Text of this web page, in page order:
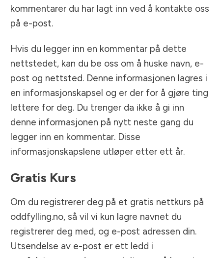
kommentarer du har lagt inn ved å kontakte oss
på e-post.
Hvis du legger inn en kommentar på dette
nettstedet, kan du be oss om å huske navn, e-
post og nettsted. Denne informasjonen lagres i
en informasjonskapsel og er der for å gjøre ting
lettere for deg. Du trenger da ikke å gi inn
denne informasjonen på nytt neste gang du
legger inn en kommentar. Disse
informasjonskapslene utløper etter ett år.
Gratis Kurs
Om du registrerer deg på et gratis nettkurs på
oddfylling.no, så vil vi kun lagre navnet du
registrerer deg med, og e-post adressen din.
Utsendelse av e-post er ett ledd i